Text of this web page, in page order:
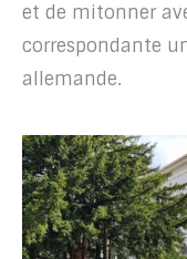
et de mitonner
correspondante
allemande.